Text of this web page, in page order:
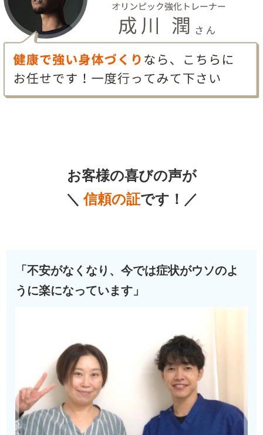
お客様の喜びの声が
＼ 信頼の証です！／
「不安がなくなり、今では症状がウソのよ
うに楽になっています」